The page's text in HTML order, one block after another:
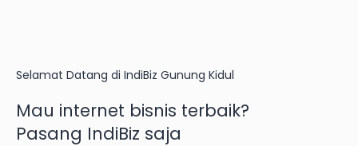
Selamat Datang di IndiBiz Gunung Kidul
Mau internet bisnis terbaik?
Pasang IndiBiz saja